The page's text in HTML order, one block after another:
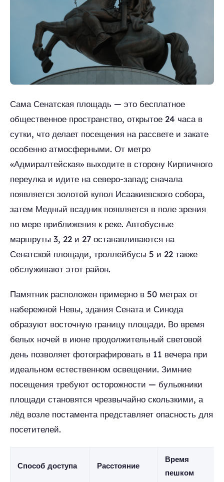
Сама Сенатская площадь — это бесплатное
общественное пространство, открытое 24 часа в
сутки, что делает посещения на рассвете и закате
особенно атмосферными. От метро
«Адмиралтейская» выходите в сторону Кирпичного
переулка и идите на северо-запад; сначала
появляется золотой купол Исаакиевского собора,
затем Медный всадник появляется в поле зрения
по мере приближения к реке. Автобусные
маршруты 3, 22 и 27 останавливаются на
Сенатской площади, троллейбусы 5 и 22 также
обслуживают этот район.
Памятник расположен примерно в 50 метрах от
набережной Невы, здания Сената и Синода
образуют восточную границу площади. Во время
белых ночей в июне продолжительный световой
день позволяет фотографировать в 11 вечера при
идеальном естественном освещении. Зимние
посещения требуют осторожности — булыжники
площади становятся чрезвычайно скользкими, а
лёд возле постамента представляет опасность для
посетителей.
Способ доступа Расстояние
Время
пешком